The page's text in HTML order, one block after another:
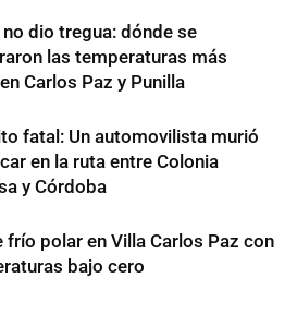
dio tregua: dónde se
las temperaturas más
Carlos Paz y Punilla
fatal: Un automovilista murió
en la ruta entre Colonia
y Córdoba
frío polar en Villa Carlos Paz con
bajo cero